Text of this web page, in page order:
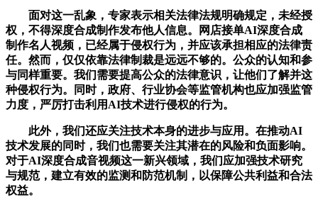
面对这一乱象，专家表示相关法律法规明确规定，未经授
权，不得深度合成制作发布他人信息。网店接单AI深度合成
制作名人视频，已经属于侵权行为，并应该承担相应的法律责
任。然而，仅仅依靠法律制裁是远远不够的。公众的认知和参
与同样重要。我们需要提高公众的法律意识，让他们了解并这
种侵权行为。同时，政府、行业协会等监管机构也应加强监管
力度，严厉打击利用AI技术进行侵权的行为。
此外，我们还应关注技术本身的进步与应用。在推动AI
技术发展的同时，我们也需要关注其潜在的风险和负面影响。
对于AI深度合成音视频这一新兴领域，我们应加强技术研究
与规范，建立有效的监测和防范机制，以保障公共利益和合法
权益。